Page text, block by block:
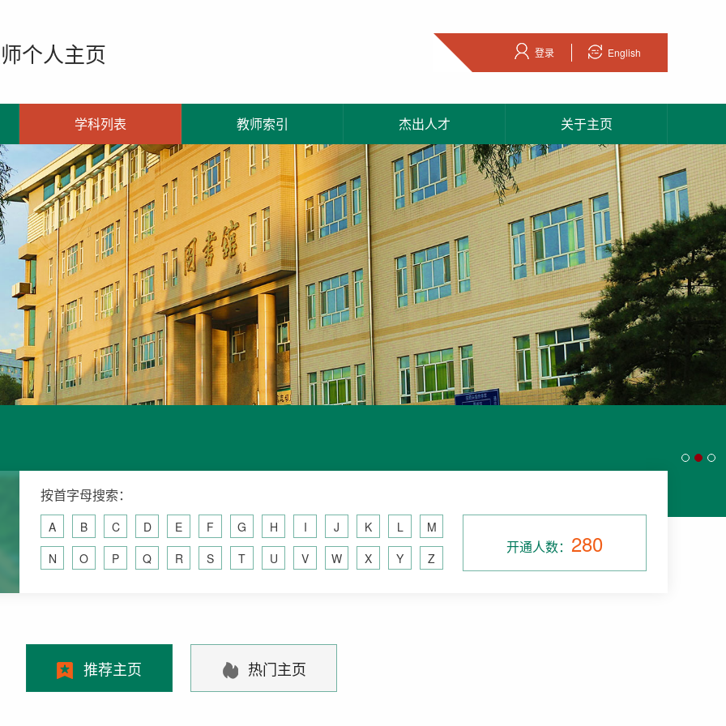
个人主页 登录 English
学科列表 教师索引 杰出人才 关于主页
按首字母搜索：
A B C D E F G H I J K L
M
N
O P Q R S T U V W X Y Z
开通人数： 280
推荐主页 热门主页